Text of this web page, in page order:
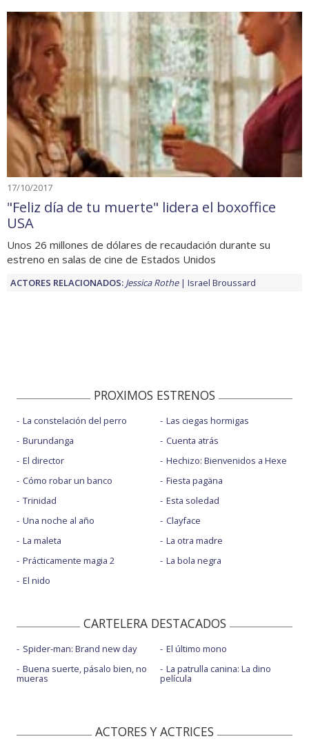
17/10/2017
"Feliz día de tu muerte" lidera el boxoffice
USA
Unos 26 millones de dólares de recaudación durante su
estreno en salas de cine de Estados Unidos
ACTORES RELACIONADOS: Jessica Rothe Israel Broussard
PROXIMOS ESTRENOS
La constelación del perro
Burundanga
El director
Cómo robar un banco
Trinidad
Una noche al año
La maleta
Prácticamente magia 2
El nido
Las ciegas hormigas
Cuenta atrás
Hechizo: Bienvenidos a Hexe
Fiesta pagäna
Esta soledad
Clayface
La otra madre
La bola negra
CARTELERA DESTACADOS
Spider-man: Brand new day
Buena suerte, pásalo bien, no
mueras
El último mono
La patrulla canina: La dino
película
ACTORES Y ACTRICES